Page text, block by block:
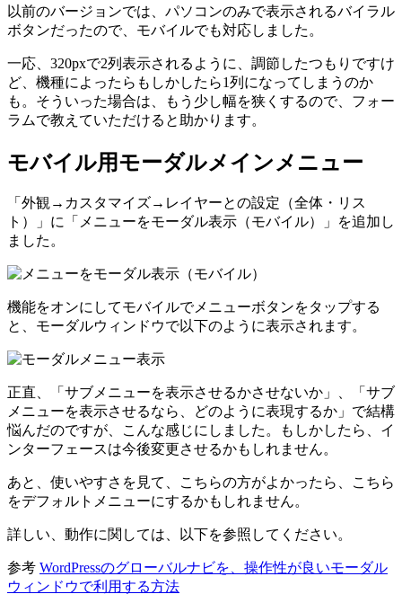
以前のバージョンでは、パソコンのみで表示されるバイラル
ボタンだったので、モバイルでも対応しました。
一応、320pxで2列表示されるように、調節したつもりですけ
ど、機種によったらもしかしたら1列になってしまうのか
も。そういった場合は、もう少し幅を狭くするので、フォー
ラムで教えていただけると助かります。
モバイル用モーダルメインメニュー
「外観→カスタマイズ→レイヤーとの設定（全体・リス
ト）」に「メニューをモーダル表示（モバイル）」を追加し
ました。
機能をオンにしてモバイルでメニューボタンをタップする
と、モーダルウィンドウで以下のように表示されます。
正直、「サブメニューを表示させるかさせないか」、「サブ
メニューを表示させるなら、どのように表現するか」で結構
悩んだのですが、こんな感じにしました。もしかしたら、イ
ンターフェースは今後変更させるかもしれません。
あと、使いやすさを見て、こちらの方がよかったら、こちら
をデフォルトメニューにするかもしれません。
詳しい、動作に関しては、以下を参照してください。
参考 WordPressのグローバルナビを、操作性が良いモーダル
ウィンドウで利用する方法